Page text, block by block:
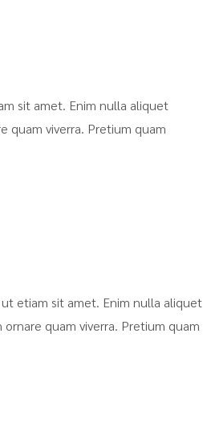
sit amet. Enim nulla aliquet
quam viverra. Pretium quam
etiam sit amet. Enim nulla aliquet
quam viverra. Pretium quam